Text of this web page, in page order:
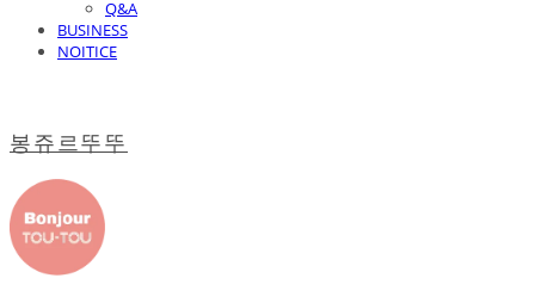
Q&A
BUSINESS
NOITICE
봉쥬르뚜뚜